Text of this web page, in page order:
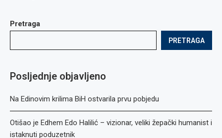
Pretraga
PRETRAGA
Posljednje objavljeno
Na Edinovim krilima BiH ostvarila prvu pobjedu
Otišao je Edhem Edo Halilić – vizionar, veliki žepački humanist i
istaknuti poduzetnik